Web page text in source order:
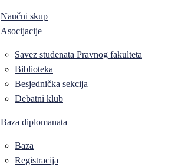
Naučni skup
Asocijacije
Savez studenata Pravnog fakulteta
Biblioteka
Besjednička sekcija
Debatni klub
Baza diplomanata
Baza
Registracija